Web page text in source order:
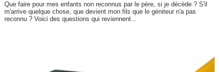
Que faire pour mes enfants non reconnus par le père, si je décède ? S'il
m'arrive quelque chose, que devient mon fils que le géniteur n'a pas
reconnu ? Voici des questions qui reviennent...